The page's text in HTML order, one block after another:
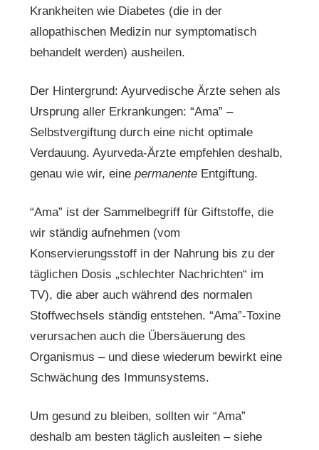
Krankheiten wie Diabetes (die in der
allopathischen Medizin nur symptomatisch
behandelt werden) ausheilen.
Der Hintergrund: Ayurvedische Ärzte sehen als
Ursprung aller Erkrankungen: “Ama” –
Selbstvergiftung durch eine nicht optimale
Verdauung. Ayurveda-Ärzte empfehlen deshalb,
genau wie wir, eine permanente Entgiftung.
“Ama” ist der Sammelbegriff für Giftstoffe, die
wir ständig aufnehmen (vom
Konservierungsstoff in der Nahrung bis zu der
täglichen Dosis „schlechter Nachrichten“ im
TV), die aber auch während des normalen
Stoffwechsels ständig entstehen. “Ama”-Toxine
verursachen auch die Übersäuerung des
Organismus – und diese wiederum bewirkt eine
Schwächung des Immunsystems.
Um gesund zu bleiben, sollten wir “Ama”
deshalb am besten täglich ausleiten – siehe